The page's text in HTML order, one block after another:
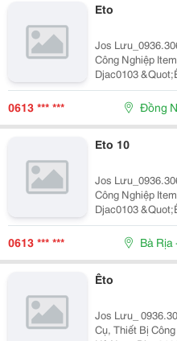
Eto
Jos
Công Nghiệp Item No. Mô Tả Giá Vnđ Liên Hệ Ngay
Djac0103 &Quot;Ê Tô Kẹp Cơ Khí Toptul Djac0103 Độ
Mở
Chuyển Được
0613 *** *** Đồng
Eto 10
Jos
Công Nghiệp Item No. Mô Tả Giá Vnđ Liên Hệ Ngay
Djac0103 &Quot;Ê Tô Kẹp Cơ Khí Toptul Djac0103 Độ
Mở
Chuyển Được
0613 *** *** Bà Rịa
Êto
Jos Lưu_
Cụ, Thiết Bị Công Nghiệp Item No.